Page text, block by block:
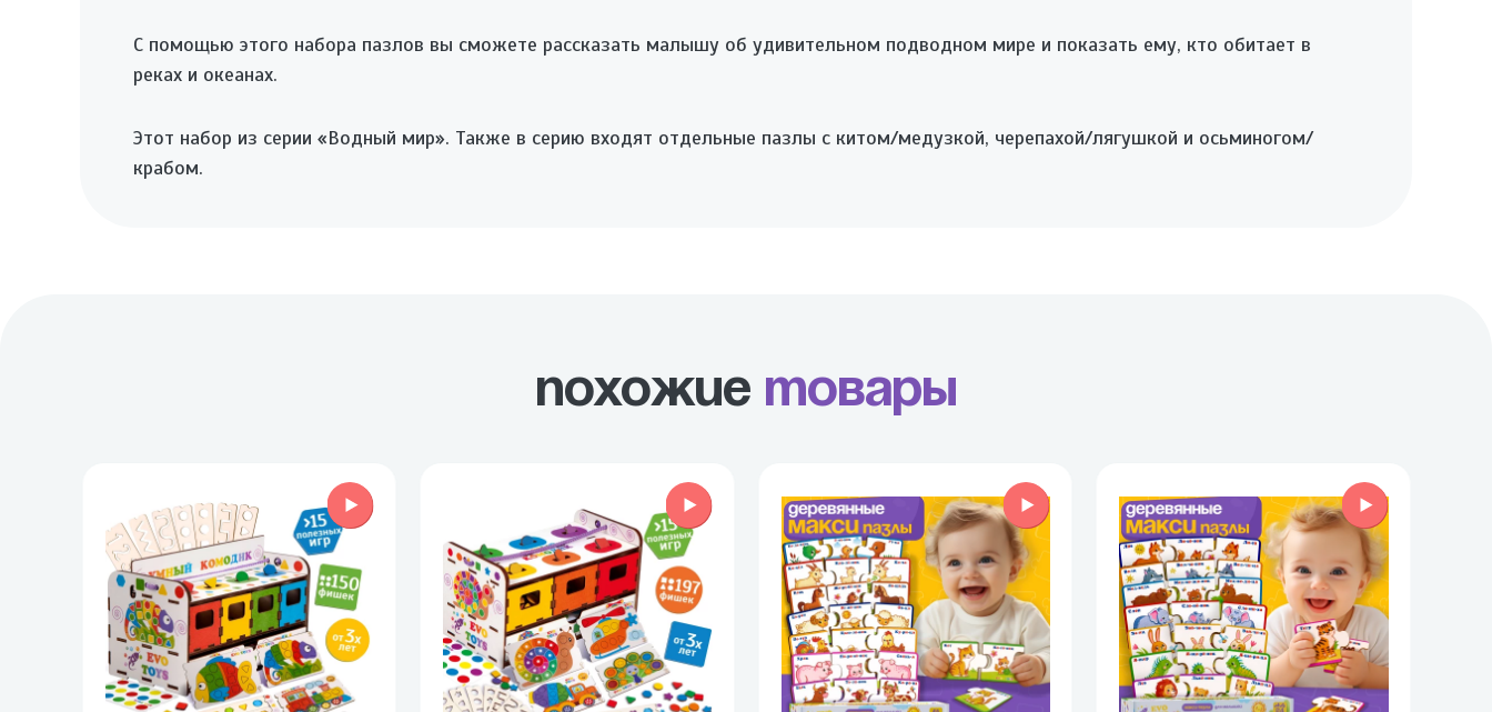
С помощью этого набора пазлов вы сможете рассказать малышу об удивительном подводном мире и показать ему, кто обитает в
реках и океанах.
Этот набор из серии «Водный мир». Также в серию входят отдельные пазлы с китом/медузкой, черепахой/лягушкой и осьминогом/
крабом.
Похожие товары